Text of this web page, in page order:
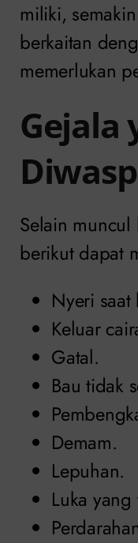
miliki,
berkaitan
memerlukan
Gejala
Selain
berikut dapat
Nyeri
Keluar
Gatal.
Bau tidak
Demam.
Lepuhan.
Luka